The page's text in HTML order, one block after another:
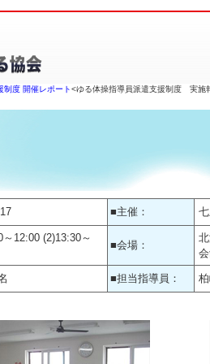
制度 開催レポート<ゆる体操指導員派遣支援制度 実施
■主催：
～12:00 (2)13:30～
■会場：
■担当指導員：